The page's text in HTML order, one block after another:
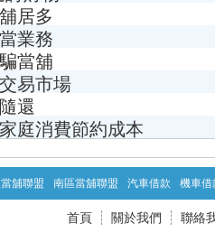
居多
業務
當舖
易市場
還
庭消費節約成本
舖聯盟 南區當舖聯盟 汽車借款 機車借
首頁 關於我們 聯絡